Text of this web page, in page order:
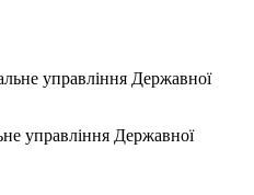
управління Державної